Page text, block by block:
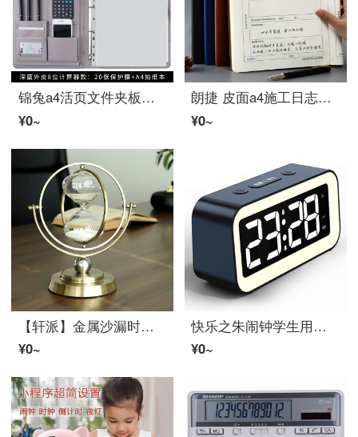
锦兔a4活页文件夹板夹多功能大容量皮质商务展业夹销讲夹带计算器的销售夹开单本谈单夹办公用品资料册 902文件夹深蓝8位计算器
¥0~
朗捷 皮面a4施工日志本单位工程记事本施工手帳大号安全日志本建筑行业监理日志工作进度本定制logo a4棕色（单本）
¥0~
【轩派】金属沙漏时间计时器办公室摆件书柜书桌现代简约轻奢北欧样板房客厅软装饰品书房办公桌上装饰艺术品 大号/圆形旋转60分钟
¥0~
快乐之朱闹钟学生用起床闹铃简约电子时钟多功能夜光儿童男孩女孩夜灯充电 黑色-充电款时钟闹钟
¥0~